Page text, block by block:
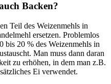
Backen?
Teil des Weizenmehls in
ersetzen. Problemlos
bis 20 % des Weizenmehls in
Man muss dann daran
zu erhöhen, in dem man z.B.
Ei verwendet.